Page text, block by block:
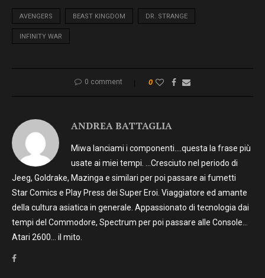
AVENGERS BEAST KINGDOM DR. STRANGE
INFINITY WAR
0 comment 0
ANDREA BATTAGLIA
Miwa lanciami i componenti….questa la frase più
usate ai miei tempi. …Cresciuto nel periodo di
Jeeg, Goldrake, Mazinga e similari per poi passare ai fumetti
Star Comics e Play Press dei Super Eroi. Viaggiatore ed amante
della cultura asiatica in generale. Appassionato di tecnologia dai
tempi del Commodore, Spectrum per poi passare alle Console…
Atari 2600… il mito.